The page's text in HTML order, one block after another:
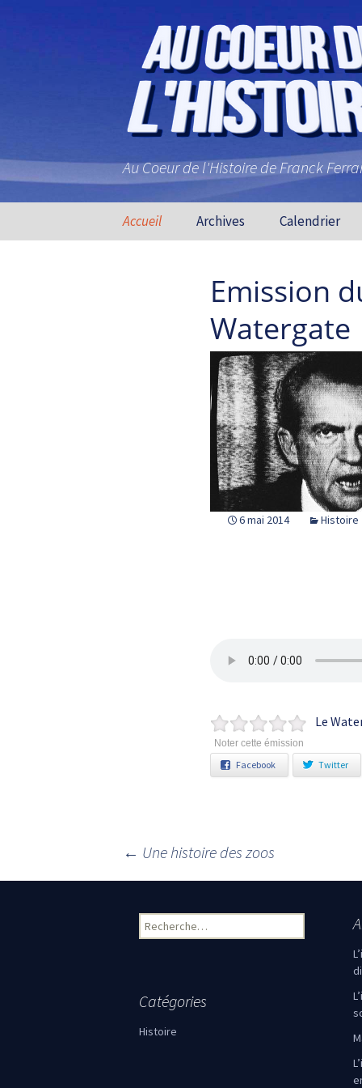
Au Coeur de l'Histoire de Franck
Aller au contenu principal
Accueil Archives Calendrier
Emission
Watergate
6 mai 2014 Histoire
Noter cette émission
Le
Facebook Twitter
Navigation des articles
← Une histoire des zoos
Rechercher :
Catégories
Histoire